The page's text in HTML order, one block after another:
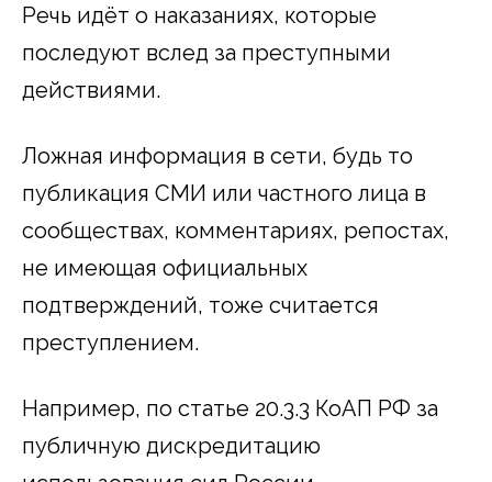
Речь идёт о наказаниях, которые
последуют вслед за преступными
действиями.
Ложная информация в сети, будь то
публикация СМИ или частного лица в
сообществах, комментариях, репостах,
не имеющая официальных
подтверждений, тоже считается
преступлением.
Например, по статье 20.3.3 КоАП РФ за
публичную дискредитацию